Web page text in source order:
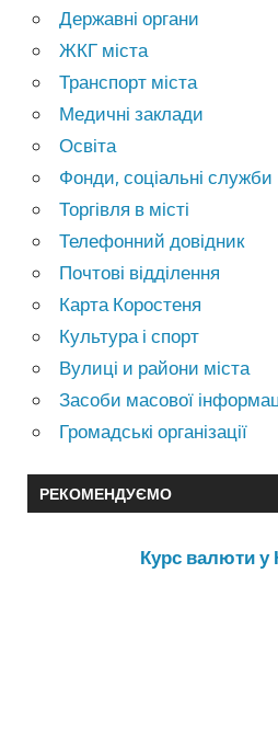
Державні органи
ЖКГ міста
Транспорт міста
Медичні заклади
Освіта
Фонди, соціальні служби
Торгівля в місті
Телефонний довідник
Почтові відділення
Карта Коростеня
Культура і спорт
Вулиці и райони міста
Засоби масової
Громадські організації
РЕКОМЕНДУЄМО
Курс валюти у